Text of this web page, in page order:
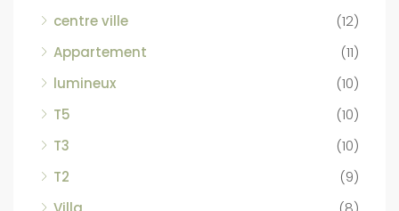
centre ville
(12)
Appartement
(11)
lumineux
(10)
T5
(10)
T3
(10)
T2
(9)